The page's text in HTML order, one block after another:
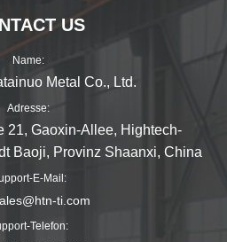
US
Name:
Metal Co., Ltd.
Adresse:
21, Gaoxin-Allee, Hightech-
Baoji, Provinz Shaanxi, China
E-Mail:
ti.com
Telefon: